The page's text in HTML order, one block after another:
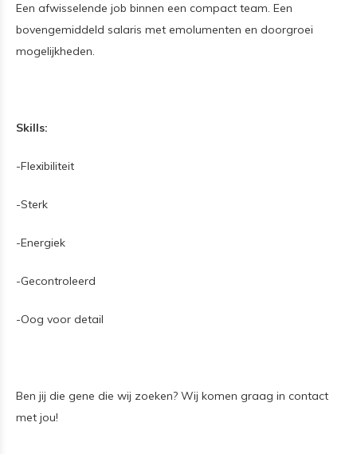
Een afwisselende job binnen een compact team. Een
bovengemiddeld salaris met emolumenten en doorgroei
mogelijkheden.
Skills:
-Flexibiliteit
-Sterk
-Energiek
-Gecontroleerd
-Oog voor detail
Ben jij die gene die wij zoeken? Wij komen graag in contact
met jou!